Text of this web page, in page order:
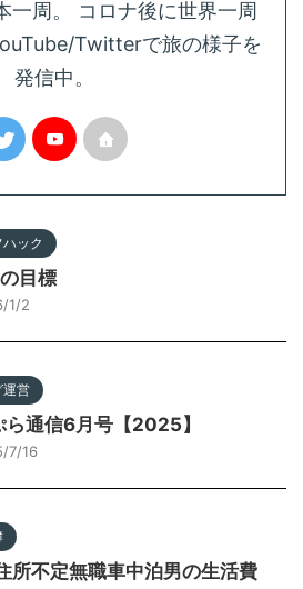
一周。 コロナ後に世界一周
Twitterで旅の様子を
発信中。
ック
目標
1/2
運営
ら通信6月号【2025】
7/16
所不定無職車中泊男の生活費